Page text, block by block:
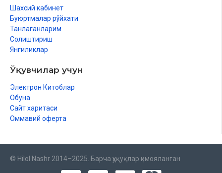
Шахсий кабинет
Буюртмалар рўйхати
Танлаганларим
Солиштириш
Янгиликлар
Ўқувчилар учун
Электрон Китоблар
Обуна
Сайт харитаси
Оммавий оферта
© Hilol Nashr 2014–2025. Барча ҳуқуқлар ҳимояланган